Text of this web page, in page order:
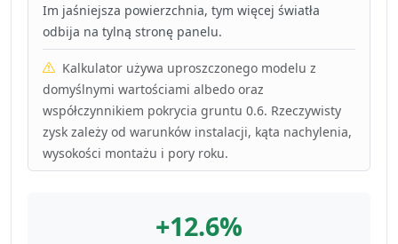
Im jaśniejsza powierzchnia, tym więcej światła
odbija na tylną stronę panelu.
Kalkulator używa uproszczonego modelu z
domyślnymi wartościami albedo oraz
współczynnikiem pokrycia gruntu 0.6. Rzeczywisty
zysk zależy od warunków instalacji, kąta nachylenia,
wysokości montażu i pory roku.
+12.6%